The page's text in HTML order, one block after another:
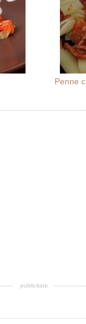
Penne
publicitate